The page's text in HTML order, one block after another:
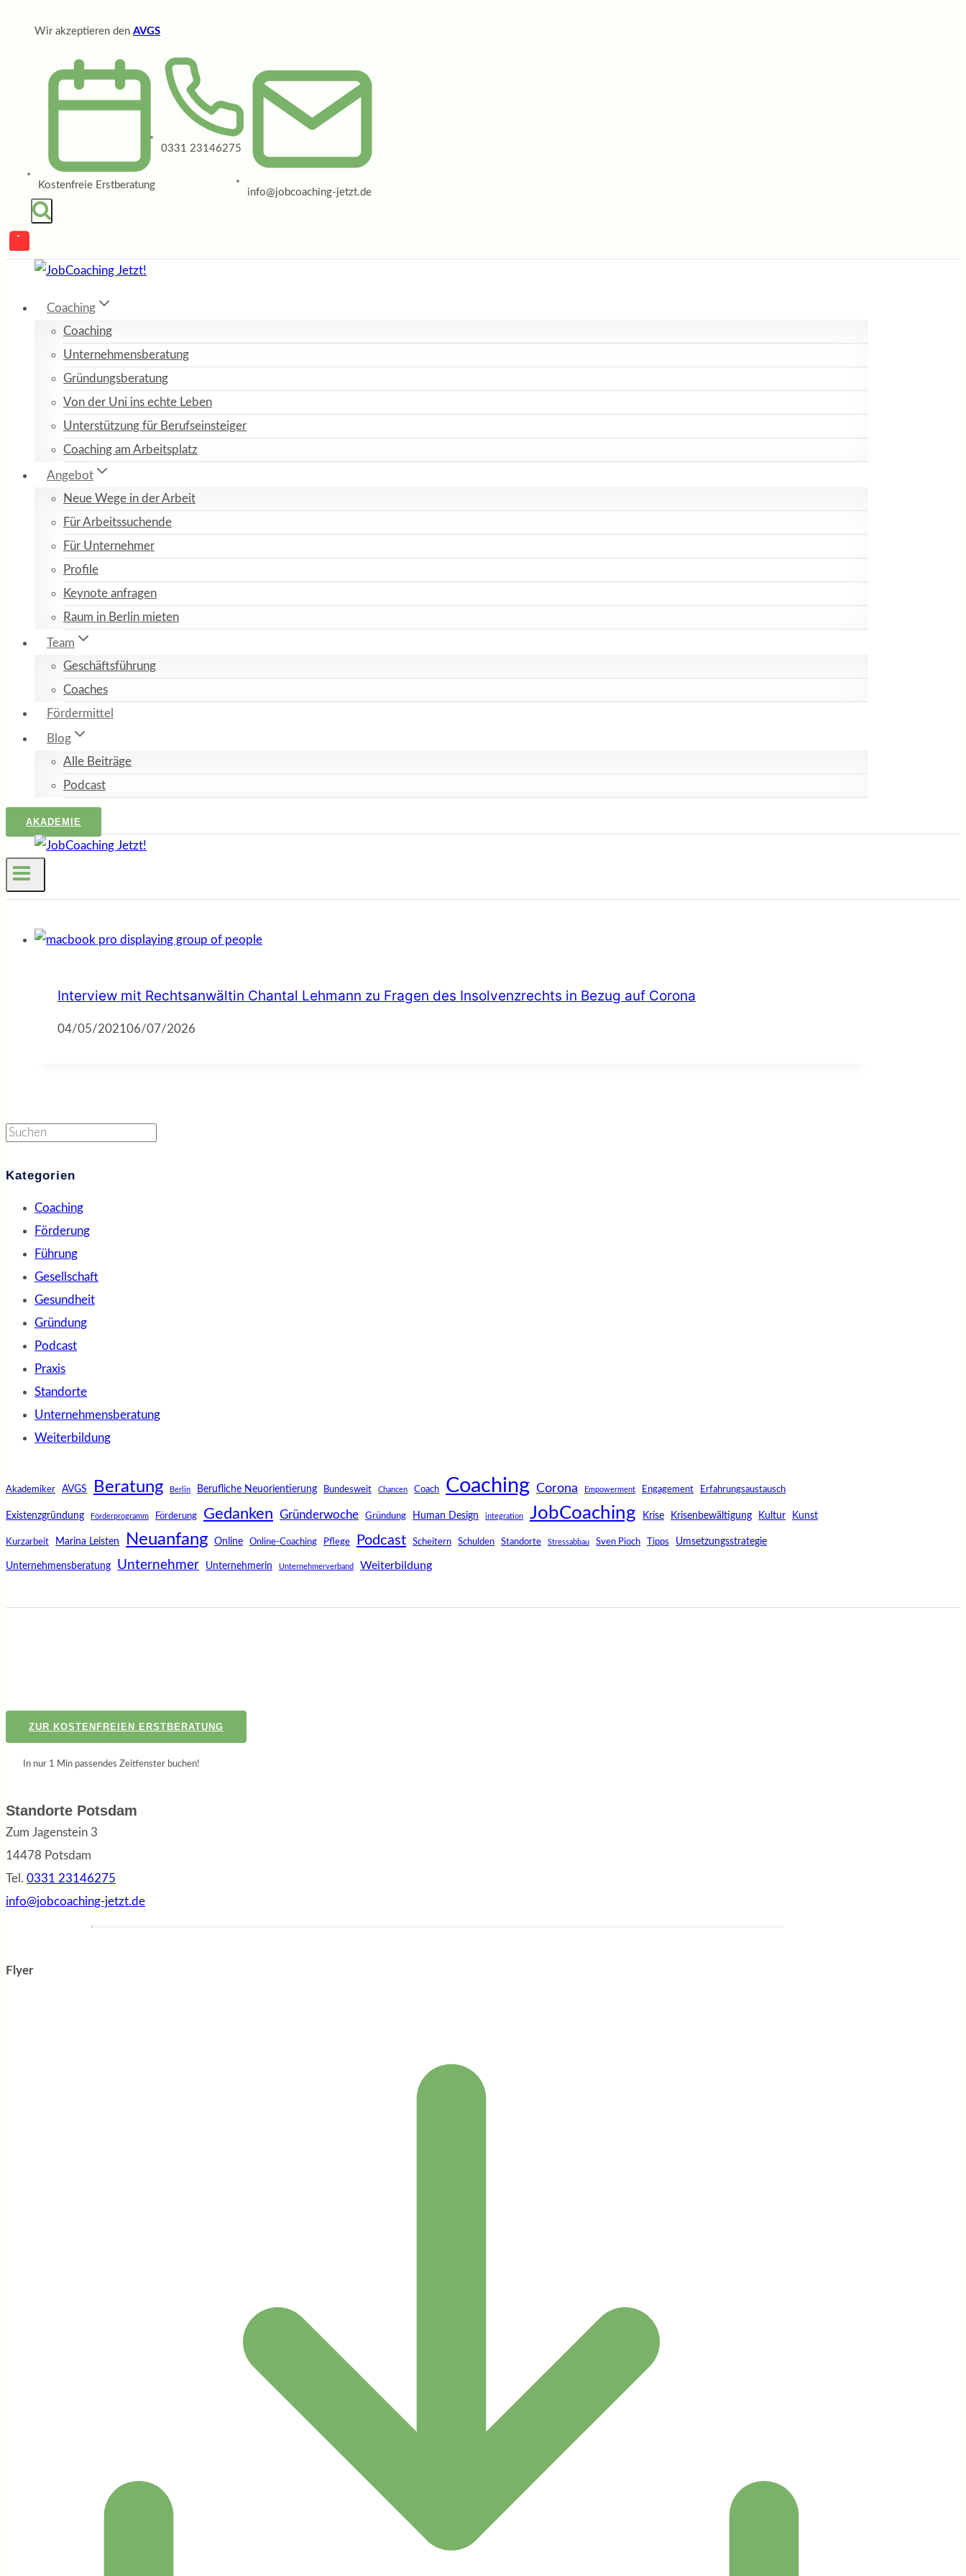
Wir akzeptieren den AVGS
Kostenfreie Erstberatung
0331 23146275
info@jobcoaching-jetzt.de
Coaching
Coaching
Unternehmensberatung
Gründungsberatung
Von der Uni ins echte Leben
Unterstützung für Berufseinsteiger
Coaching am Arbeitsplatz
Angebot
Neue Wege in der Arbeit
Für Arbeitssuchende
Für Unternehmer
Profile
Keynote anfragen
Raum in Berlin mieten
Team
Geschäftsführung
Coaches
Fördermittel
Blog
Alle Beiträge
Podcast
AKADEMIE
Interview mit Rechtsanwältin Chantal Lehmann zu Fragen des Insolvenzrechts in Bezug auf Corona
04/05/202106/07/2026
Suchen
Kategorien
Coaching
Förderung
Führung
Gesellschaft
Gesundheit
Gründung
Podcast
Praxis
Standorte
Unternehmensberatung
Weiterbildung
Akademiker AVGS Beratung Berlin Berufliche Neuorientierung Bundesweit Chancen Coach Coaching Corona Empowerment Engagement Erfahrungsaustausch
Existenzgründung Förderprogramm Förderung Gedanken Gründerwoche Gründung Human Design integration JobCoaching Krise Krisenbewältigung Kultur Kunst
Kurzarbeit Marina Leisten Neuanfang Online Online-Coaching Pflege Podcast Scheitern Schulden Standorte Stressabbau Sven Pioch Tipps Umsetzungsstrategie
Unternehmensberatung Unternehmer Unternehmerin Unternehmerverband Weiterbildung
ZUR KOSTENFREIEN ERSTBERATUNG
In nur 1 Min passendes Zeitfenster buchen!
Standorte Potsdam
Zum Jagenstein 3
14478 Potsdam
Tel. 0331 23146275
info@jobcoaching-jetzt.de
Flyer